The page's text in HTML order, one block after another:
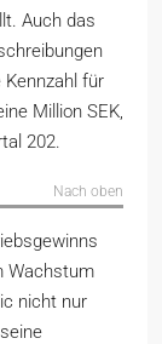
Auch das
Kennzahl für
Million SEK,
202.
Nach oben
Wachstum
nicht nur